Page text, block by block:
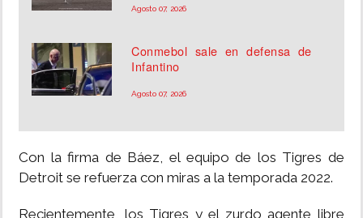
Agosto 07, 2026
Conmebol sale en defensa de
Infantino
Agosto 07, 2026
Con la firma de Báez, el equipo de los Tigres de
Detroit se refuerza con miras a la temporada 2022.
Recientemente, los Tigres y el zurdo agente libre